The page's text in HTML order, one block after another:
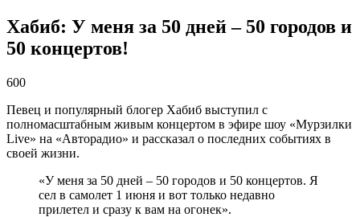
Хабиб: У меня за 50 дней – 50 городов и
50 концертов!
600
Певец и популярный блогер Хабиб выступил с
полномасштабным живым концертом в эфире шоу «Мурзилки
Live» на «Авторадио» и рассказал о последних событиях в
своей жизни.
«У меня за 50 дней – 50 городов и 50 концертов. Я
сел в самолет 1 июня и вот только недавно
прилетел и сразу к вам на огонек».